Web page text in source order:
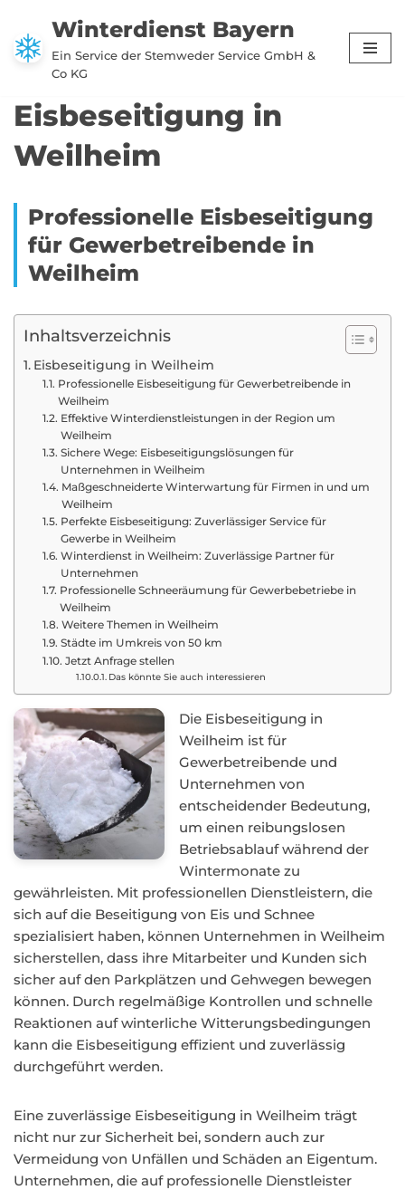
Zum
Inhalt
Winterdienst Bayern
Ein Service der Stemweder Service GmbH &
Co KG
Eisbeseitigung in
Weilheim
Professionelle Eisbeseitigung
für Gewerbetreibende in
Weilheim
Inhaltsverzeichnis
Eisbeseitigung in Weilheim
Professionelle Eisbeseitigung für Gewerbetreibende in
Weilheim
Effektive Winterdienstleistungen in der Region um
Weilheim
Sichere Wege: Eisbeseitigungslösungen für
Unternehmen in Weilheim
Maßgeschneiderte Winterwartung für Firmen in und um
Weilheim
Perfekte Eisbeseitigung: Zuverlässiger Service für
Gewerbe in Weilheim
Winterdienst in Weilheim: Zuverlässige Partner für
Unternehmen
Professionelle Schneeräumung für Gewerbebetriebe in
Weilheim
Weitere Themen in Weilheim
Städte im Umkreis von 50 km
Jetzt Anfrage stellen
Das könnte Sie auch interessieren
Die Eisbeseitigung in
Weilheim ist für
Gewerbetreibende und
Unternehmen von
entscheidender Bedeutung,
um einen reibungslosen
Betriebsablauf während der
Wintermonate zu
gewährleisten. Mit professionellen Dienstleistern, die
sich auf die Beseitigung von Eis und Schnee
spezialisiert haben, können Unternehmen in Weilheim
sicherstellen, dass ihre Mitarbeiter und Kunden sich
sicher auf den Parkplätzen und Gehwegen bewegen
können. Durch regelmäßige Kontrollen und schnelle
Reaktionen auf winterliche Witterungsbedingungen
kann die Eisbeseitigung effizient und zuverlässig
durchgeführt werden.
Eine zuverlässige Eisbeseitigung in Weilheim trägt
nicht nur zur Sicherheit bei, sondern auch zur
Vermeidung von Unfällen und Schäden an Eigentum.
Unternehmen, die auf professionelle Dienstleister